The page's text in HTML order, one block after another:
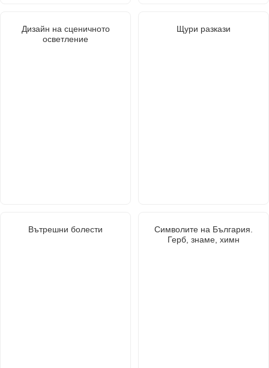
Дизайн на сценичното
осветление
Щури разкази
Вътрешни болести
Символите на България.
Герб, знаме, химн